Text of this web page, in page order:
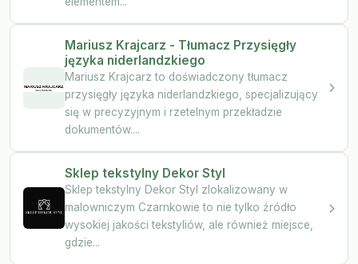
Mariusz Krajcarz - Tłumacz Przysięgły
języka niderlandzkiego
Mariusz Krajcarz to doświadczony tłumacz
przysięgły języka niderlandzkiego, specjalizujący
się w precyzyjnym i rzetelnym przekładzie
dokumentów....
Sklep tekstylny Dekor Styl
Sklep tekstylny Dekor Styl zlokalizowany w
malowniczym Czarnkowie to nie tylko źródło
wysokiej jakości tekstyliów, ale również miejsce,
gdzie...